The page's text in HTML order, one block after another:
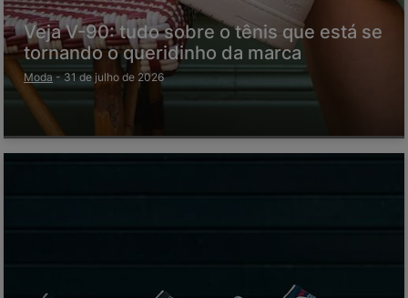
Veja V-90: tudo sobre o tênis que está se
tornando o queridinho da marca
Moda - 31 de julho de 2026